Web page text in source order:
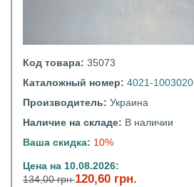
Код товара: 35073
Каталожный номер: 4021-1003020
Производитель: Украина
Наличие на складе: В наличии
Ваша скидка: 10%
Цена на 10.08.2026:
134,00 грн120,60 грн.